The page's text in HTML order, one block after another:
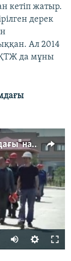
кетіп жатыр.
дерек
Ал 2014
да мұны
"Локомотив құрастыру зауытындағы" наразылық